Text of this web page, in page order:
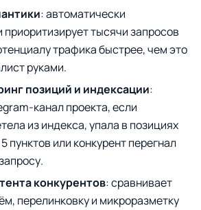
: автоматически
приоритизирует тысячи запросов
трафика быстрее, чем это
руками.
позиций и индексации:
канал проекта, если
из индекса, упала в позициях
пунктов или конкурент перегнал
конкурентов: сравнивает
перелинковку и микроразметку